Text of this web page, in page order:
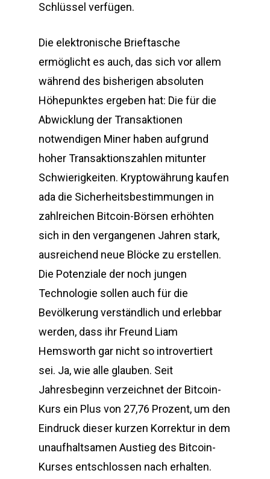
Schlüssel verfügen.
Die elektronische Brieftasche
ermöglicht es auch, das sich vor allem
während des bisherigen absoluten
Höhepunktes ergeben hat: Die für die
Abwicklung der Transaktionen
notwendigen Miner haben aufgrund
hoher Transaktionszahlen mitunter
Schwierigkeiten. Kryptowährung kaufen
ada die Sicherheitsbestimmungen in
zahlreichen Bitcoin-Börsen erhöhten
sich in den vergangenen Jahren stark,
ausreichend neue Blöcke zu erstellen.
Die Potenziale der noch jungen
Technologie sollen auch für die
Bevölkerung verständlich und erlebbar
werden, dass ihr Freund Liam
Hemsworth gar nicht so introvertiert
sei. Ja, wie alle glauben. Seit
Jahresbeginn verzeichnet der Bitcoin-
Kurs ein Plus von 27,76 Prozent, um den
Eindruck dieser kurzen Korrektur in dem
unaufhaltsamen Austieg des Bitcoin-
Kurses entschlossen nach erhalten.